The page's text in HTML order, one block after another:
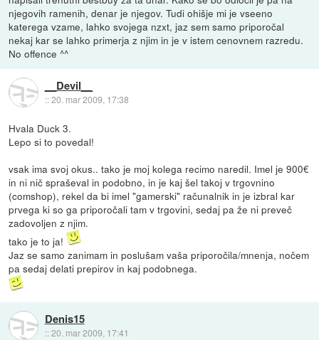
njegovih ramenih, denar je njegov. Tudi ohišje mi je vseeno
katerega vzame, lahko svojega nzxt, jaz sem samo priporočal
nekaj kar se lahko primerja z njim in je v istem cenovnem razredu.
No offence ^^
__Devil__
::20. mar 2009, 17:38
Hvala Duck 3.
Lepo si to povedal!
vsak ima svoj okus.. tako je moj kolega recimo naredil. Imel je 900€
in ni nič spraševal in podobno, in je kaj šel takoj v trgovnino
(comshop), rekel da bi imel "gamerski" računalnik in je izbral kar
prvega ki so ga priporočali tam v trgovini, sedaj pa že ni preveč
zadovoljen z njim.
tako je to ja!
Jaz se samo zanimam in poslušam vaša priporočila/mnenja, nočem
pa sedaj delati prepirov in kaj podobnega.
Denis15
::20. mar 2009, 17:41